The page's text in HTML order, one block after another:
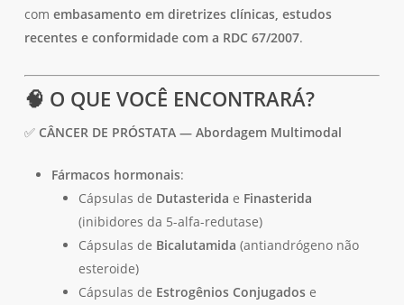
com embasamento em diretrizes clínicas, estudos
recentes e conformidade com a RDC 67/2007.
🧠 O QUE VOCÊ ENCONTRARÁ?
✅ CÂNCER DE PRÓSTATA — Abordagem Multimodal
Fármacos hormonais:
Cápsulas de Dutasterida e Finasterida
(inibidores da 5-alfa-redutase)
Cápsulas de Bicalutamida (antiandrógeno não
esteroide)
Cápsulas de Estrogênios Conjugadose